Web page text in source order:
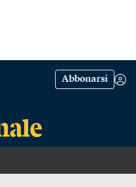
Abbonarsi